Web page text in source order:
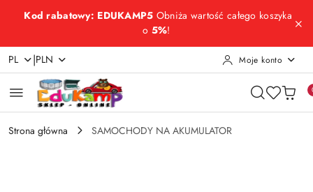
Przejdź do treści głównej
Przejdź do wyszukiwarki
Przejdź do moje konto
Przejdź do menu głównego
Przejdź do opisu produktu
Przejdź do stopki
Kod rabatowy: EDUKAMP5 Obniża wartość całego koszyka
o 5%!
PL |PLN Moje konto
Strona główna SAMOCHODY NA AKUMULATOR